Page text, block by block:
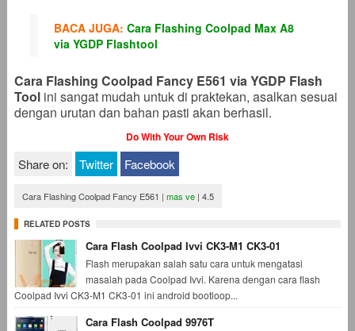
BACA JUGA: Cara Flashing Coolpad Max A8
via YGDP Flashtool
Cara Flashing Coolpad Fancy E561 via YGDP Flash
Tool ini sangat mudah untuk di praktekan, asalkan sesuai
dengan urutan dan bahan pasti akan berhasil.
Do With Your Own Risk
Share on: Twitter Facebook
Cara Flashing Coolpad Fancy E561 | mas ve | 4.5
RELATED POSTS
Cara Flash Coolpad Ivvi CK3-M1 CK3-01
Flash merupakan salah satu cara untuk mengatasi
masalah pada Coolpad Ivvi. Karena dengan cara flash
Coolpad Ivvi CK3-M1 CK3-01 ini android bootloop...
Cara Flash Coolpad 9976T